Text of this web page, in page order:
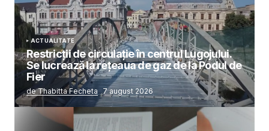
ACTUALITATE
Restricții de circulație în centrul Lugojului.
Se lucrează la rețeaua de gaz de la Podul de
Fier
de Thabitta Fecheta 7 august 2026